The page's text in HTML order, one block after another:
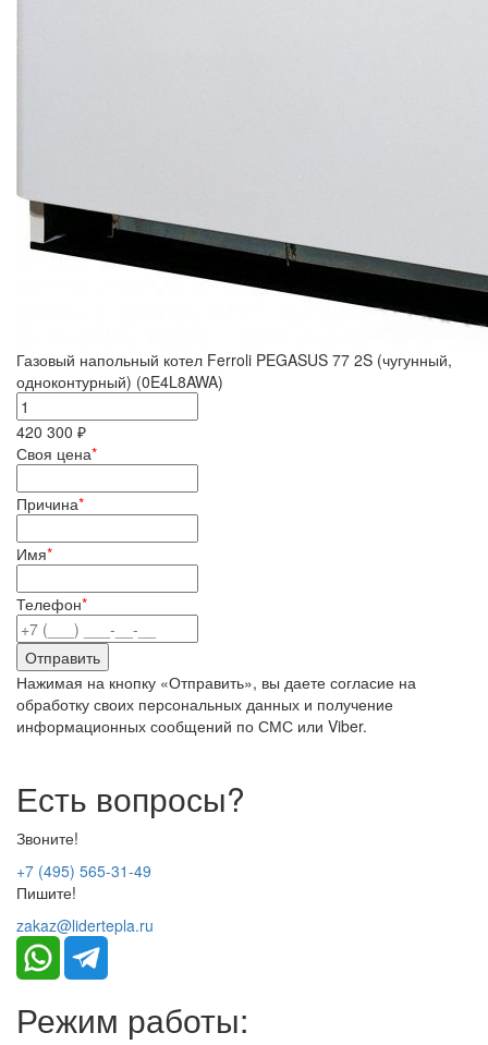
Газовый напольный котел Ferroli PEGASUS 77 2S (чугунный,
одноконтурный) (0E4L8AWA)
420 300 ₽
Своя цена*
Причина*
Имя*
Телефон*
Нажимая на кнопку «Отправить», вы даете согласие на
обработку своих персональных данных и получение
информационных сообщений по СМС или Viber.
Есть вопросы?
Звоните!
+7 (495) 565-31-49
Пишите!
zakaz@lidertepla.ru
Режим работы: